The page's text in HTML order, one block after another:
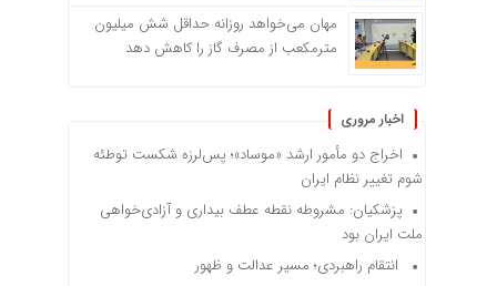
مهان می‌خواهد روزانه حداقل شش میلیون
مترمکعب از مصرف گاز را کاهش دهد
اخبار مروری
اخراج دو مأمور ارشد «موساد»؛ پس‌لرزه شکست توطئه
شوم تغییر نظام ایران
پزشکیان: مشروطه نقطه عطف بیداری و آزادی‌خواهی
ملت ایران بود
انتقام راهبردی؛ مسیر عدالت و ظهور